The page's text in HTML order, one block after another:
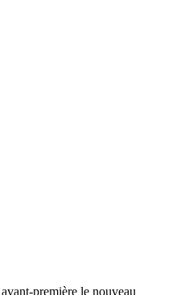
première le nouveau